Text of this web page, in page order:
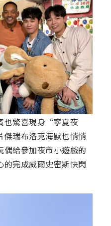
驚喜現身“寧夏夜
瑞布洛克海默也悄悄
偶給參加夜市小遊戲的
的完成威爾史密斯快閃